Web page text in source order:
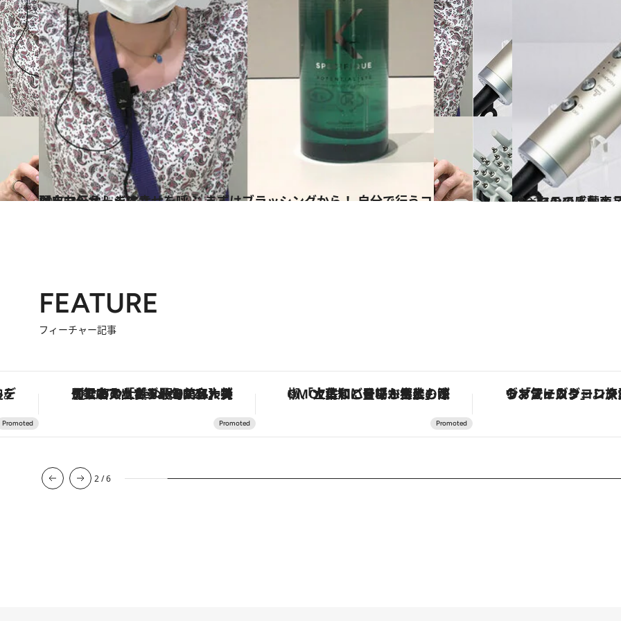
2022.12.18
頭皮マッサージは幸せを呼ぶ まずはブラッシングから！ 自分で行うコツをお伝えします
ビューティ＆ヘルス 2022.12.4
ヤーマンの人気商品 リフトドライヤーとシャインプロが 想像以上によかったので感動！
ビューティ＆ヘル
FEATURE
フィーチャー記事
える。 【銀座で出合う最旬美容】美髪ケアや上質な眠り…セルフケアのアップデートから、特別な名入れギフトまで。大人のための「ReFa GINZA」クルーズ 「土佐和ハーブかき氷」がOMO7高知に登場！生姜、山椒、大葉など目にも舌にも涼を呼ぶ郷土の味
2/6